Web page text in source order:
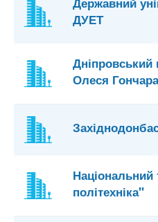
n
f
o
ДУЕТ
Дніпровський
Олеся
Національний
політехніка"